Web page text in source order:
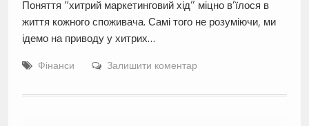
Поняття “хитрий маркетинговий хід” міцно в’їлося в
життя кожного споживача. Самі того не розуміючи, ми
ідемо на приводу у хитрих…
Фінанси Залишити коментар